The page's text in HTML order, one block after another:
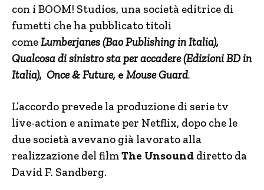
con i BOOM! Studios, una società editrice di
fumetti che ha pubblicato titoli
comeLumberjanes (Bao Publishing in Italia),
Qualcosa di sinistro sta per accadere (Edizioni BD in
Italia), Once & Future, e Mouse Guard.
L’accordo prevede la produzione di serie tv
live-action e animate per Netflix, dopo che le
due società avevano già lavorato alla
realizzazione del filmThe Unsound diretto da
David F. Sandberg.